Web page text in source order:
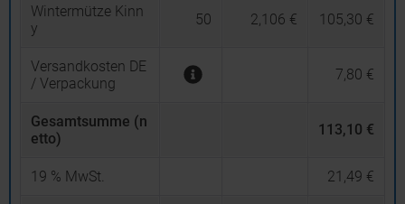
Wintermütze Kinn
y
50 2,106 € 105,30 €
Versandkosten DE
/ Verpackung
7,80 €
Gesamtsumme (n
etto)
113,10 €
19 % MwSt. 21,49 €